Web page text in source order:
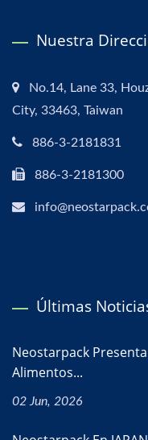
Nuestra
No.14, Lane 33,
City, 33463, Taiwan
886-3-2181831
886-3-2181300
Últimas
Neostarpack
Alimentos...
02 Jun, 2026